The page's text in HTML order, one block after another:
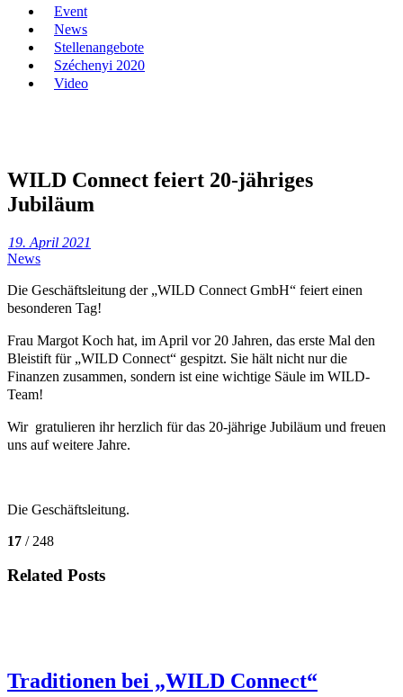
WILD Connect feiert 20-jähriges
Jubiläum
19. April 2021
News
Die Geschäftsleitung der „WILD Connect GmbH“ feiert einen
besonderen Tag!
Frau Margot Koch hat, im April vor 20 Jahren, das erste Mal den
Bleistift für „WILD Connect“ gespitzt. Sie hält nicht nur die
Finanzen zusammen, sondern ist eine wichtige Säule im WILD-
Team!
Wir gratulieren ihr herzlich für das 20-jährige Jubiläum und freuen
uns auf weitere Jahre.
Die Geschäftsleitung.
17 / 248
Related Posts
Traditionen bei „WILD Connect“
Event
News
Stellenangebote
Széchenyi 2020
Video